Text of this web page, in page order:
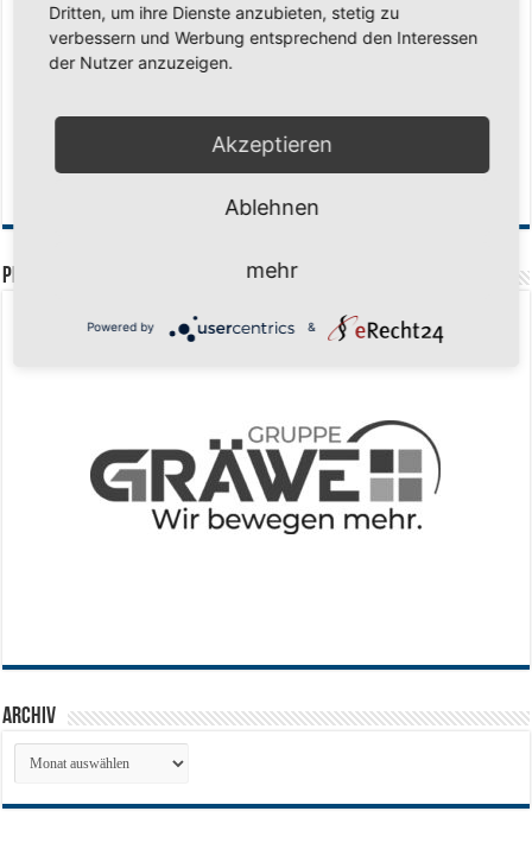
Historischer Triumph in Langen: Ü45 krönt sich zum fünften Mal in Folge
zum Deutschen Meister 11. Mai 2026
Mission Titelverteidigung: LOCO Express greift nach dem fünften Titel in
PREMIUMPARTNER
Archiv
Archiv
Dritten, um ihre Dienste anzubieten, stetig zu
verbessern und Werbung entsprechend den Interessen
der Nutzer anzuzeigen.
Akzeptieren
Ablehnen
mehr
Powered by &